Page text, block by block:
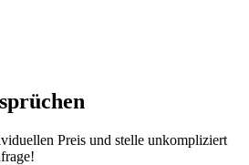
Preis und stelle unkompliziert